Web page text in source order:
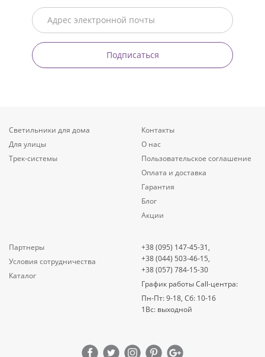
Подписаться
Светильники для дома
Для улицы
Трек-системы
Контакты
О нас
Пользовательское соглашение
Оплата и доставка
Гарантия
Блог
Акции
Партнеры
Условия сотрудничества
Каталог
+38 (095) 147-45-31,
+38 (044) 503-46-15,
+38 (057) 784-15-30
График работы Call-центра:
Пн-Пт: 9-18, Сб: 10-16
1Вс: выходной